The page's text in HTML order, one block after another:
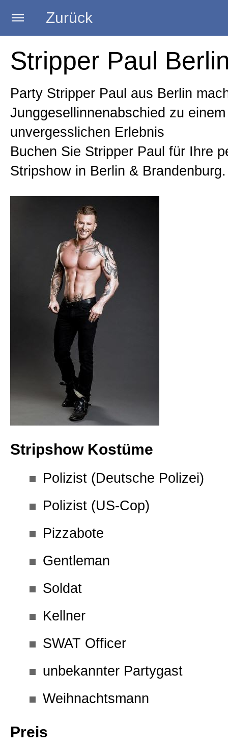
Zurück
Startseite
Trainerin
Strip Kurse
Burlesque Kurse
Poledance Kurse
GoGo-Dance Kurse
Junggesellinnenabschied
Junggesellenabschied
Schauspieler Coaching
Stripper / Stripperin buchen
Geschenk Gutschein
Links
Allgemein
Impressum
AGB
Stripper Paul
Party Stripper Paul aus Berlin
Junggesellinnenabschied zu einem
unvergesslichen Erlebnis
Buchen Sie Stripper Paul für Ihre
Stripshow in Berlin & Brandenburg.
Stripshow Kostüme
Polizist (Deutsche Polizei)
Polizist (US-Cop)
Pizzabote
Gentleman
Soldat
Kellner
SWAT Officer
unbekannter Partygast
Weihnachtsmann
Preis